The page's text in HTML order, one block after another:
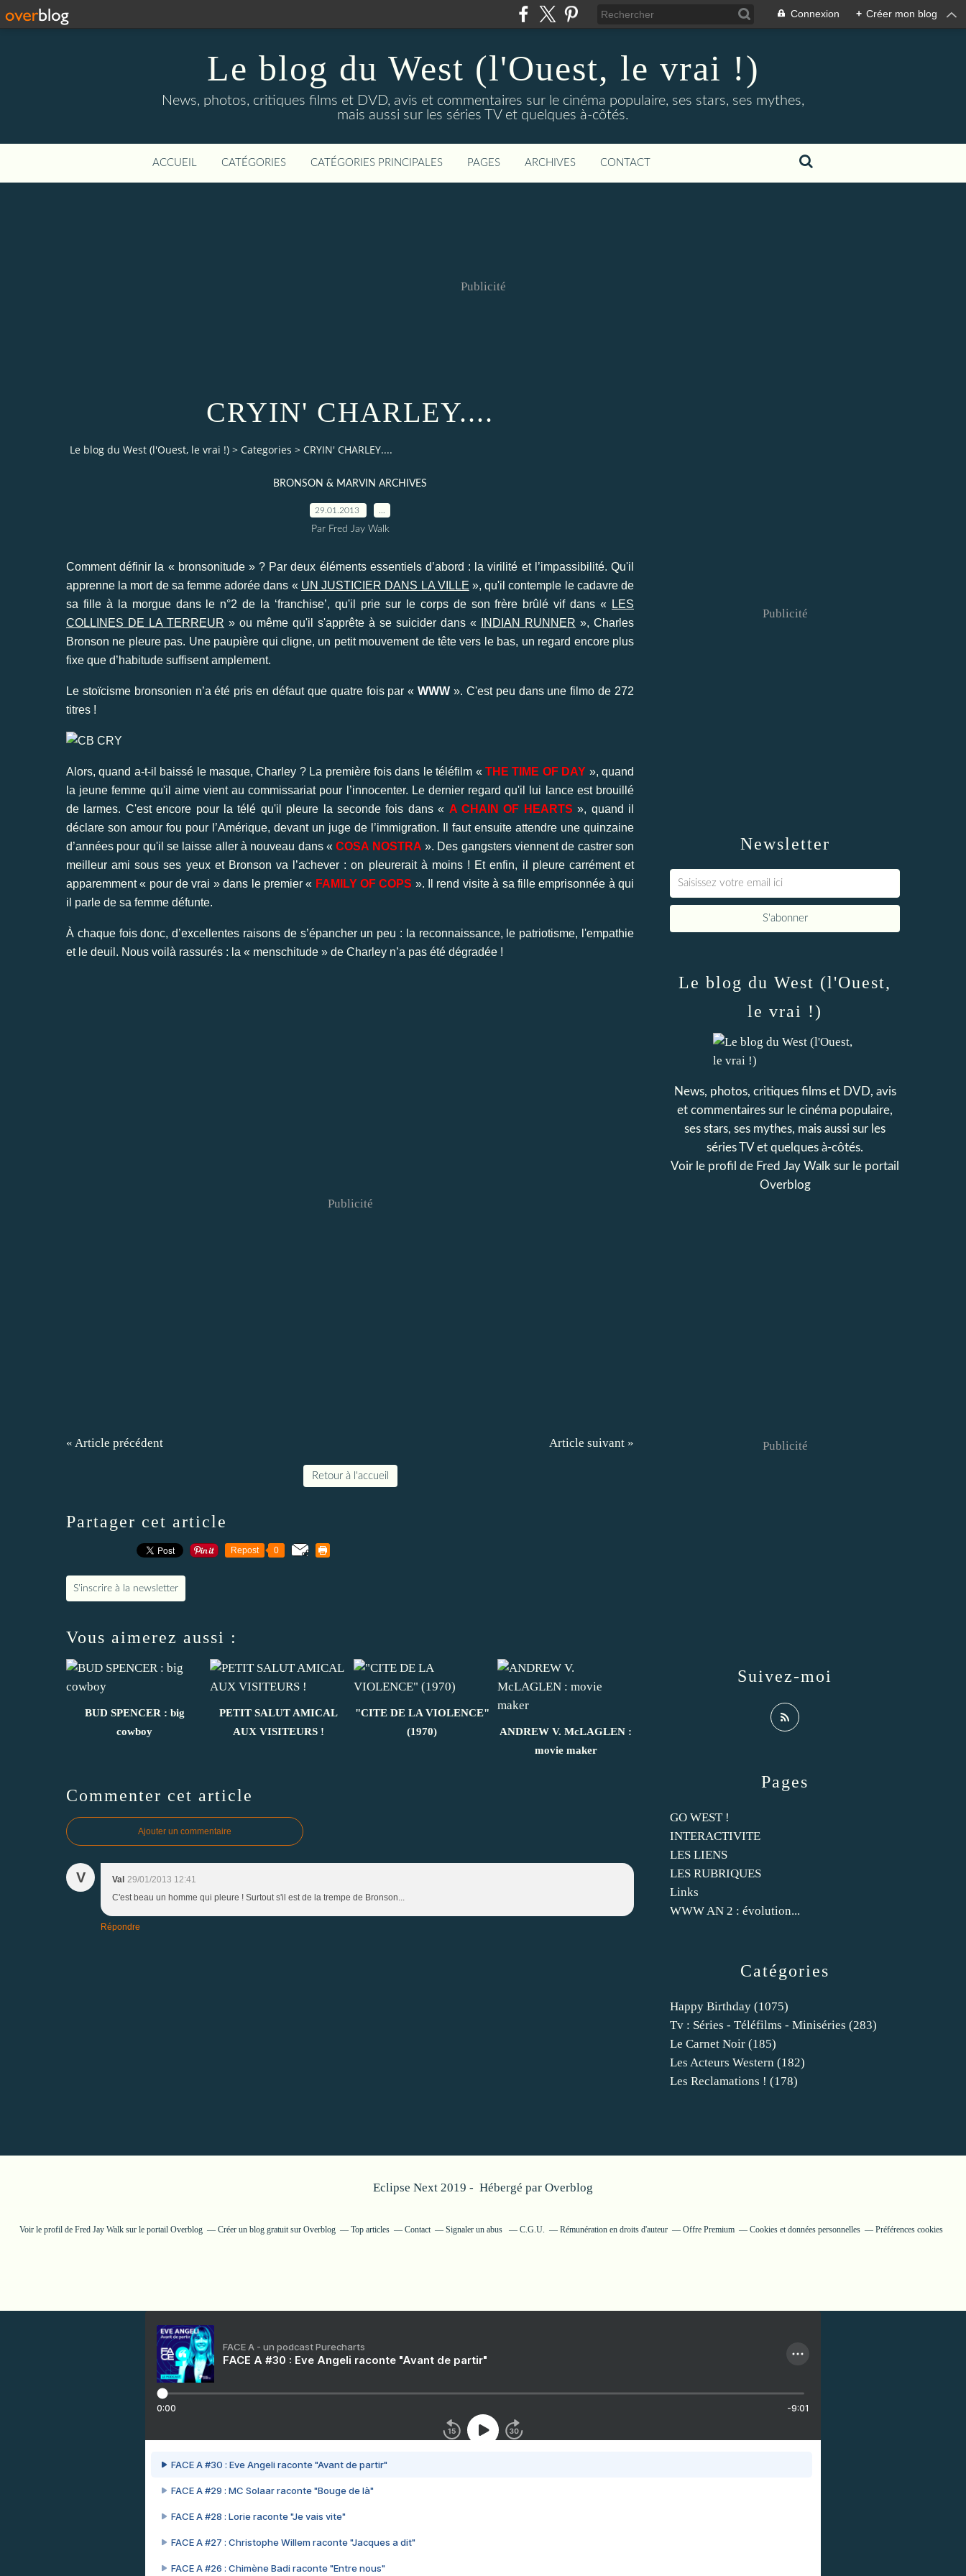
Connexion + Créer mon blog
Le blog du West (l'Ouest, le vrai !)
News, photos, critiques films et DVD, avis et commentaires sur le cinéma populaire, ses stars, ses mythes,
mais aussi sur les séries TV et quelques à-côtés.
ACCUEIL CATÉGORIES CATÉGORIES PRINCIPALES PAGES ARCHIVES CONTACT
Publicité
CRYIN' CHARLEY....
Le blog du West (l'Ouest, le vrai !) > Categories > CRYIN' CHARLEY....
BRONSON & MARVIN ARCHIVES
29.01.2013
Par Fred Jay Walk
Comment définir la « bronsonitude » ? Par deux éléments essentiels d’abord : la virilité et l’impassibilité. Qu'il
apprenne la mort de sa femme adorée dans « UN JUSTICIER DANS LA VILLE », qu'il contemple le cadavre de
sa fille à la morgue dans le n°2 de la ‘franchise’, qu'il prie sur le corps de son frère brûlé vif dans «
LES
COLLINES DE LA TERREUR » ou même qu'il s'apprête à se suicider dans « INDIAN RUNNER », Charles
Bronson ne pleure pas. Une paupière qui cligne, un petit mouvement de tête vers le bas, un regard encore plus
fixe que d’habitude suffisent amplement.
Le stoïcisme bronsonien n’a été pris en défaut que quatre fois par «WWW». C'est peu dans une filmo de 272
titres !
Alors, quand a-t-il baissé le masque, Charley ? La première fois dans le téléfilm « THE TIME OF DAY », quand
la jeune femme qu'il aime vient au commissariat pour l’innocenter. Le dernier regard qu'il lui lance est brouillé
de larmes. C'est encore pour la télé qu'il pleure la seconde fois dans « A CHAIN OF HEARTS », quand il
déclare son amour fou pour l’Amérique, devant un juge de l’immigration. Il faut ensuite attendre une quinzaine
d’années pour qu'il se laisse aller à nouveau dans «COSA NOSTRA ». Des gangsters viennent de castrer son
meilleur ami sous ses yeux et Bronson va l’achever : on pleurerait à moins ! Et enfin, il pleure carrément et
apparemment « pour de vrai » dans le premier « FAMILY OF COPS ». Il rend visite à sa fille emprisonnée à qui
il parle de sa femme défunte.
À chaque fois donc, d’excellentes raisons de s’épancher un peu : la reconnaissance, le patriotisme, l'empathie
et le deuil. Nous voilà rassurés : la « menschitude » de Charley n’a pas été dégradée !
Publicité
« Article précédent Article suivant »
Retour à l'accueil
Partager cet article
Repost 0
S'inscrire à la newsletter
Vous aimerez aussi :
BUD SPENCER : big
cowboy
PETIT SALUT AMICAL
AUX VISITEURS !
"CITE DE LA VIOLENCE"
(1970)
ANDREW V. McLAGLEN :
movie maker
Commenter cet article
Ajouter un commentaire
V Val 29/01/2013 12:41
C'est beau un homme qui pleure ! Surtout s'il est de la trempe de Bronson...
Répondre
Newsletter
Publicité
Catégories
Happy Birthday (1075)
Tv : Séries - Téléfilms - Miniséries (283)
Le Carnet Noir (185)
Les Acteurs Western (182)
Les Reclamations ! (178)
Pages
GO WEST !
INTERACTIVITE
LES LIENS
LES RUBRIQUES
Links
WWW AN 2 : évolution...
Le blog du West (l'Ouest,
le vrai !)
News, photos, critiques films et DVD, avis
et commentaires sur le cinéma populaire,
ses stars, ses mythes, mais aussi sur les
séries TV et quelques à-côtés.
Voir le profil de Fred Jay Walk sur le portail
Overblog
Suivez-moi
Publicité
Eclipse Next 2019 - Hébergé par Overblog
Voir le profil de Fred Jay Walksur le portail Overblog Créer un blog gratuit sur Overblog Top articles Contact Signaler un abus C.G.U. Rémunération en droits d'auteur Offre Premium Cookies et données personnelles Préférences cookies
FACE A - un podcast Purecharts
FACE A #30 : Eve Angeli raconte "Avant de partir"
0:00 -9:01
FACE A #30 : Eve Angeli raconte "Avant de partir"
FACE A #29 : MC Solaar raconte "Bouge de là"
FACE A #28 : Lorie raconte "Je vais vite"
FACE A #27 : Christophe Willem raconte "Jacques a dit"
FACE A #26 : Chimène Badi raconte "Entre nous"